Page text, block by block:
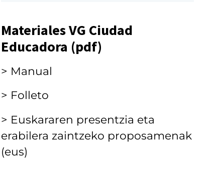
Materiales VG Ciudad
Educadora (pdf)
> Manual
> Folleto
> Euskararen presentzia eta
erabilera zaintzeko proposamenak
(eus)